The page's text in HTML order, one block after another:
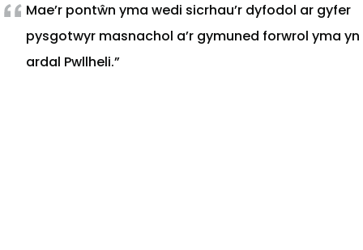
Mae’r pontŵn yma wedi sicrhau’r dyfodol ar gyfer
pysgotwyr masnachol a’r gymuned forwrol yma yn
ardal Pwllheli.”